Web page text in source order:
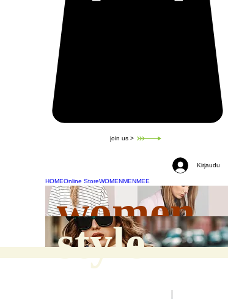
join us >
Kirjaudu
HOMEOnline StoreWOMENMENMEE
women
style